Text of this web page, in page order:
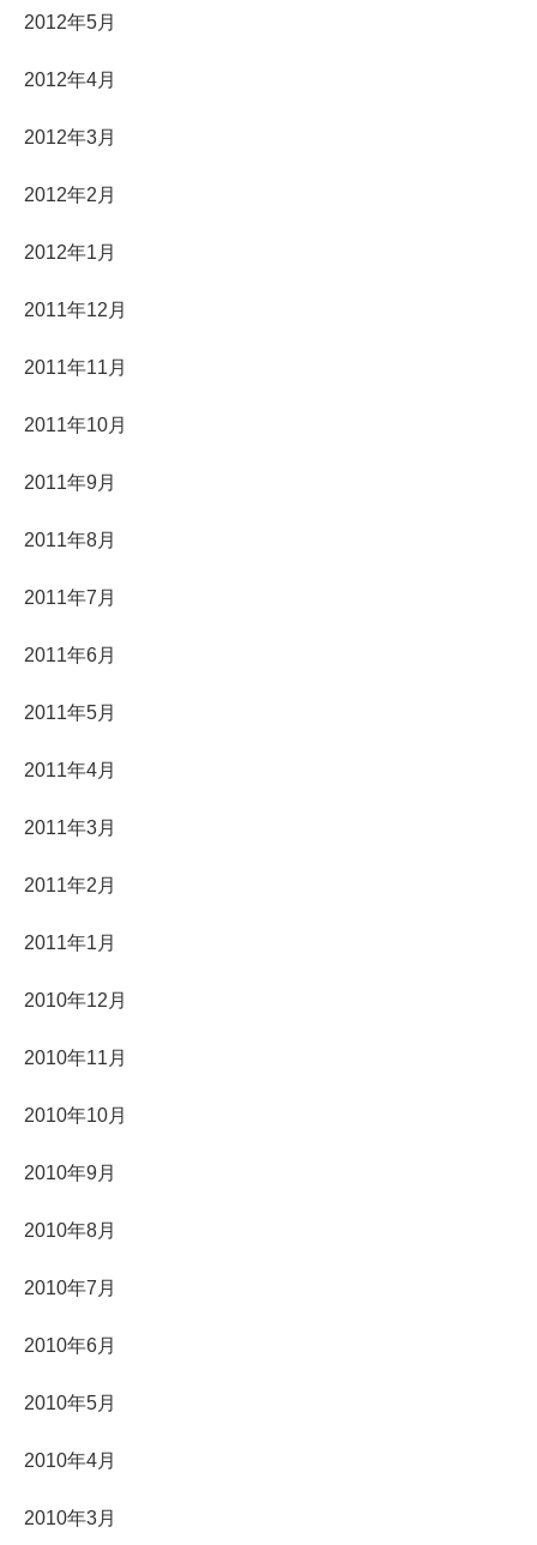
2012年5月
2012年4月
2012年3月
2012年2月
2012年1月
2011年12月
2011年11月
2011年10月
2011年9月
2011年8月
2011年7月
2011年6月
2011年5月
2011年4月
2011年3月
2011年2月
2011年1月
2010年12月
2010年11月
2010年10月
2010年9月
2010年8月
2010年7月
2010年6月
2010年5月
2010年4月
2010年3月